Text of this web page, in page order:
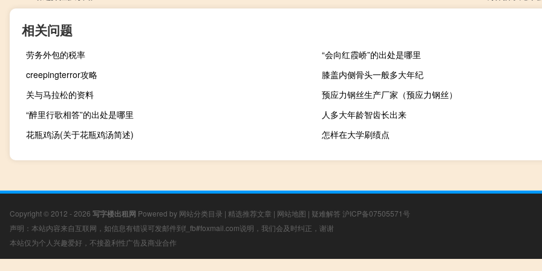
相关问题
劳务外包的税率
“会向红霞峤”的出处是哪里
creepingterror攻略
膝盖内侧骨头一般多大年纪
关与马拉松的资料
预应力钢丝生产厂家（预应力钢丝）
“醉里行歌相答”的出处是哪里
人多大年龄智齿长出来
花瓶鸡汤(关于花瓶鸡汤简述)
怎样在大学刷绩点
Copyright © 2012 - 2026 写字楼出租网 Powered by 网站分类目录 | 精选推荐文章 | 网站地图 | 疑难解答 沪ICP备07505571号
声明：本站内容来自互联网，如信息有错误可发邮件到f_fb#foxmail.com说明，我们会及时纠正，谢谢
本站仅为个人兴趣爱好，不接盈利性广告及商业合作